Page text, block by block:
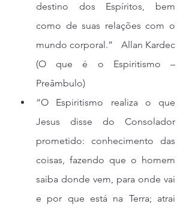
destino dos Espíritos, bem
como de suas relações com o
mundo corporal.”   Allan Kardec
(O que é o Espiritismo –
Preâmbulo)
“O Espiritismo realiza o que
Jesus disse do Consolador
prometido: conhecimento das
coisas, fazendo que o homem
saiba donde vem, para onde vai
e por que está na Terra; atrai